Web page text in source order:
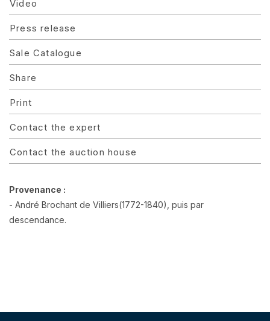
Video
Press release
Sale Catalogue
Share
Print
Contact the expert
Contact the auction house
Provenance :
- André Brochant de Villiers(1772-1840), puis par
descendance.